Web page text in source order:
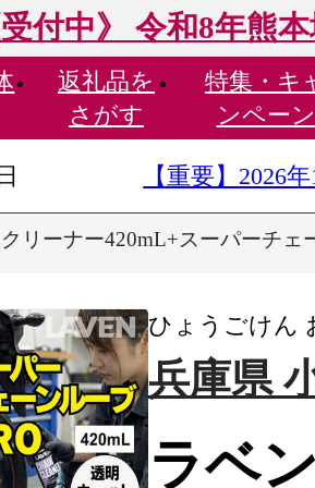
付中》 令和8年熊
返礼品を
さがす
特集・ キ
ンペーン
【重要】2026
リーナー420mL+スーパーチェ
ひょうごけん
兵庫県
ラベ